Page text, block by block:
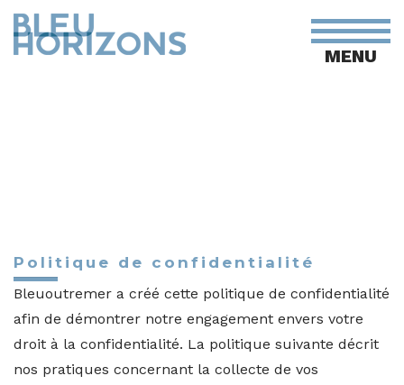
MENU
Politique de confidentialité
Bleuoutremer a créé cette politique de confidentialité
afin de démontrer notre engagement envers votre
droit à la confidentialité. La politique suivante décrit
nos pratiques concernant la collecte de vos